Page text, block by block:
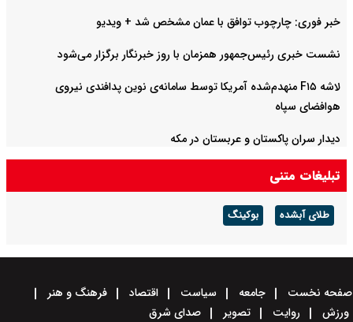
خبر فوری: چارچوب توافق با عمان مشخص شد + ویدیو
نشست خبری رئیس‌جمهور همزمان با روز خبرنگار برگزار می‌شود
لاشه F۱۵ منهدم‌شده آمریکا توسط سامانه‌ی نوین پدافندی نیروی
هوافضای سپاه
دیدار سران پاکستان و عربستان در مکه
تبلیغات متنی
طلای آبشده بوکینگ
صفحه نخست جامعه سیاست اقتصاد
فرهنگ و هنر
ورزش
روایت تصویر صدای شرق